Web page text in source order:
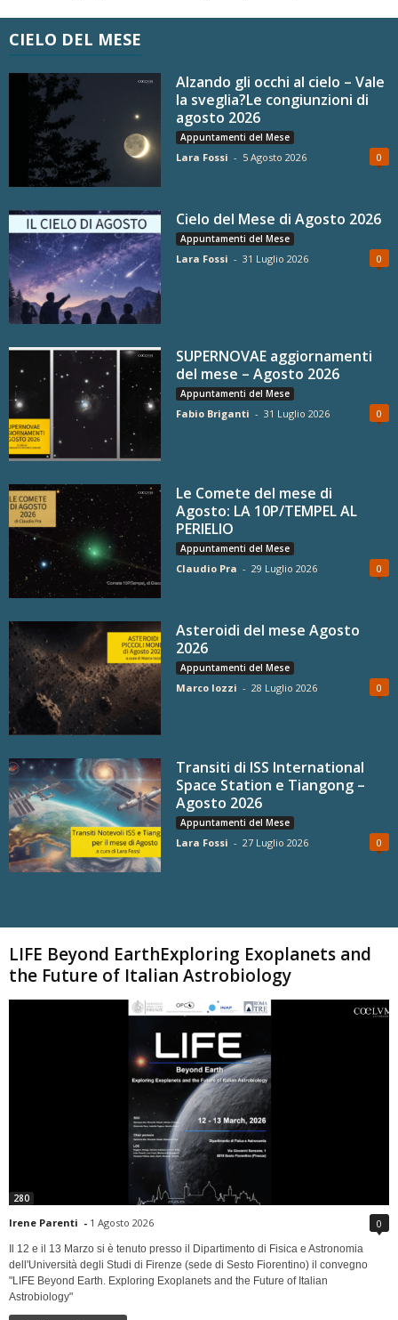
CIELO DEL MESE
Alzando gli occhi al cielo – Vale
la sveglia?Le congiunzioni di
agosto 2026
Appuntamenti del Mese
Lara Fossi - 5 Agosto 2026 0
Cielo del Mese di Agosto 2026
Appuntamenti del Mese
Lara Fossi - 31 Luglio 2026 0
SUPERNOVAE aggiornamenti
del mese – Agosto 2026
Appuntamenti del Mese
Fabio Briganti - 31 Luglio 2026 0
Le Comete del mese di
Agosto: LA 10P/TEMPEL AL
PERIELIO
Appuntamenti del Mese
Claudio Pra - 29 Luglio 2026 0
Asteroidi del mese Agosto
2026
Appuntamenti del Mese
Marco Iozzi - 28 Luglio 2026 0
Transiti di ISS International
Space Station e Tiangong –
Agosto 2026
Appuntamenti del Mese
Lara Fossi - 27 Luglio 2026 0
LIFE Beyond EarthExploring Exoplanets and
the Future of Italian Astrobiology
280
Irene Parenti - 1 Agosto 2026 0
Il 12 e il 13 Marzo si è tenuto presso il Dipartimento di Fisica e Astronomia
dell'Università degli Studi di Firenze (sede di Sesto Fiorentino) il convegno
"LIFE Beyond Earth. Exploring Exoplanets and the Future of Italian
Astrobiology"